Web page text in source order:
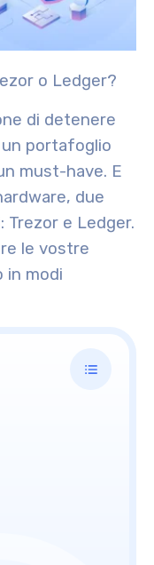
o Ledger?
di detenere
portafoglio
must-have. E
due
Trezor e Ledger.
le vostre
in modi